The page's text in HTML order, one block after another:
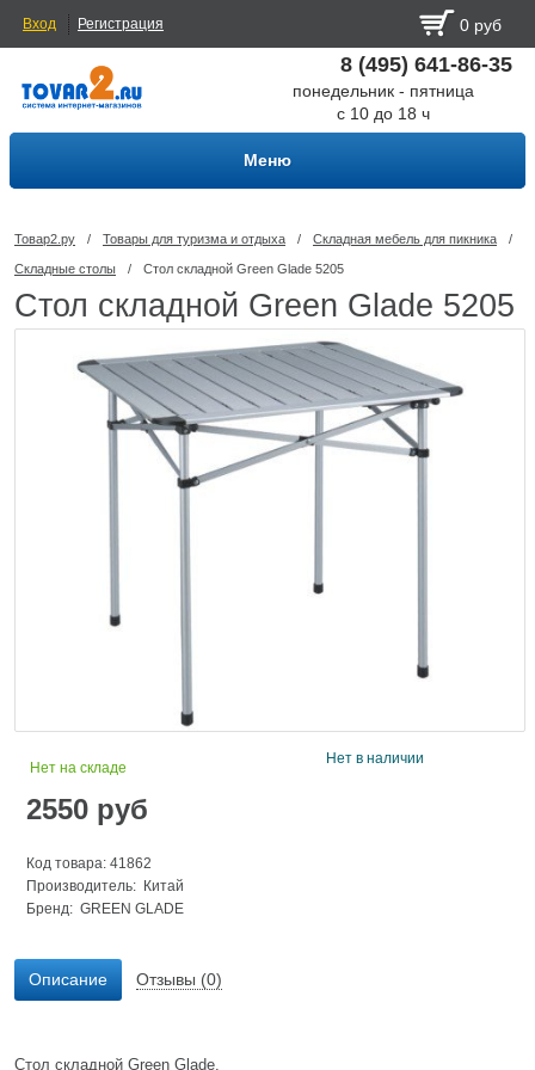
Вход Регистрация 0 руб
8 (495) 641-86-35
понедельник - пятница
с 10 до 18 ч
Меню
Товар2.ру / Товары для туризма и отдыха / Складная мебель для пикника /
Складные столы / Стол складной Green Glade 5205
Стол складной Green Glade 5205
Нет на складе
2550 руб
Код товара: 41862
Производитель: Китай
Бренд: GREEN GLADE
Нет в наличии
Описание Отзывы (0)
Стол складной Green Glade.